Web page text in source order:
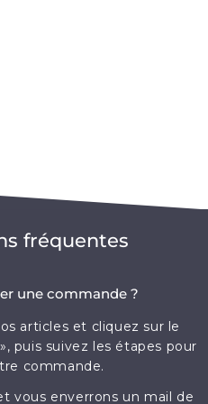
fréquentes
une commande ?
articles et cliquez sur le
puis suivez les étapes pour
commande.
vous enverrons un mail de